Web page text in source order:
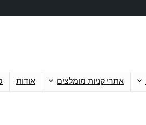
אתרי קניות מומלצים אודות